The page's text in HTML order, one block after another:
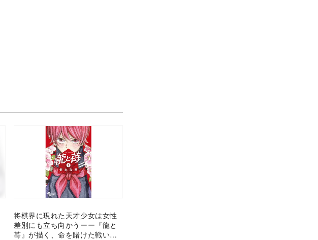
将棋界に現れた天才少女は女性
差別にも立ち向かうーー『龍と
苺』が描く、命を賭けた戦いの